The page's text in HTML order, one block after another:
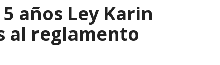
años Ley Karin
al reglamento